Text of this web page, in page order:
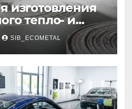
изготовления
тепло- и
500 из
SIB_ECOMETAL